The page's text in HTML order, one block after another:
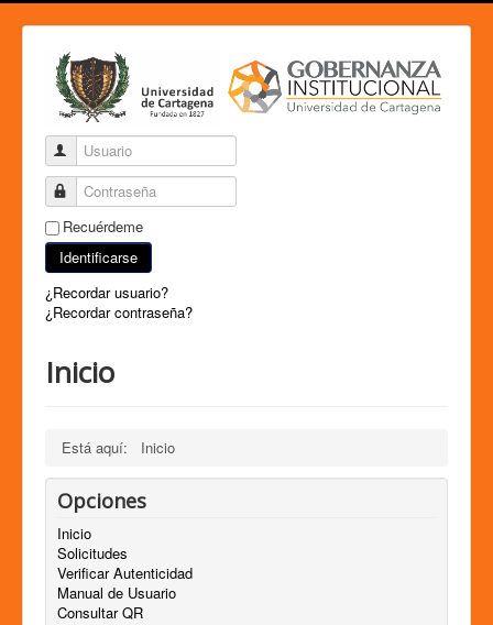
Usuario
Contraseña
Recuérdeme
Identificarse
¿Recordar usuario?
¿Recordar contraseña?
Inicio
Está aquí: Inicio
Opciones
Inicio
Solicitudes
Verificar Autenticidad
Manual de Usuario
Consultar QR